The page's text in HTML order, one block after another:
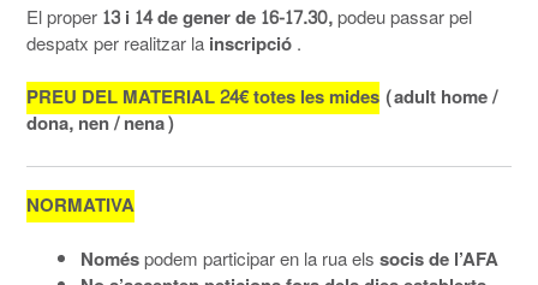
El proper13 i 14 de gener de 16-17.30,podeu passar pel
despatx per realitzar lainscripció.
PREU DEL MATERIAL 24€ totes les mides(adult home /
dona, nen / nena)
NORMATIVA
Noméspodem participar en la rua elssocis de l’AFA